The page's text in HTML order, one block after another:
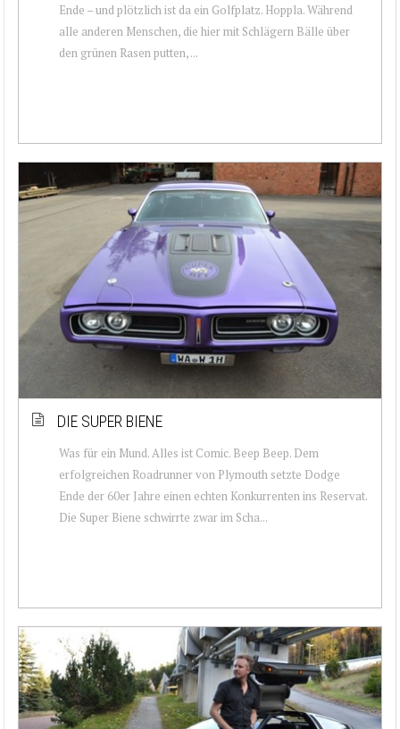
Ende – und plötzlich ist da ein Golfplatz. Hoppla. Während
alle anderen Menschen, die hier mit Schlägern Bälle über
den grünen Rasen putten, ...
DIE SUPER BIENE
Was für ein Mund. Alles ist Comic. Beep Beep. Dem
erfolgreichen Roadrunner von Plymouth setzte Dodge
Ende der 60er Jahre einen echten Konkurrenten ins Reservat.
Die Super Biene schwirrte zwar im Scha...